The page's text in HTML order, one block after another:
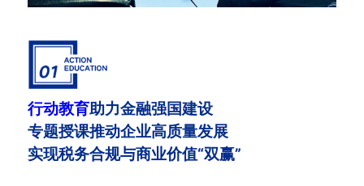
行动教育助力金融强国建设
专题授课推动企业高质量发展
实现税务合规与商业价值“双赢”